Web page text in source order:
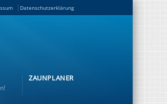
Datenschutzerklärung
ZAUNPLANER